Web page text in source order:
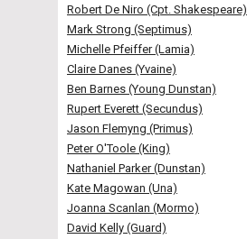
Robert De Niro (Cpt. Shakespeare)
Mark Strong (Septimus)
Michelle Pfeiffer (Lamia)
Claire Danes (Yvaine)
Ben Barnes (Young Dunstan)
Rupert Everett (Secundus)
Jason Flemyng (Primus)
Peter O'Toole (King)
Nathaniel Parker (Dunstan)
Kate Magowan (Una)
Joanna Scanlan (Mormo)
David Kelly (Guard)